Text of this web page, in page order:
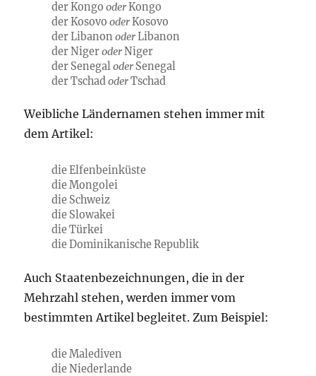
der Kongo oderKongo
der Kosovo oderKosovo
der Libanon oderLibanon
der NigeroderNiger
der SenegaloderSenegal
der TschadoderTschad
Weibliche Ländernamen stehen immer mit
dem Artikel:
die Elfenbeinküste
die Mongolei
die Schweiz
die Slowakei
die Türkei
die Dominikanische Republik
Auch Staatenbezeichnungen, die in der
Mehrzahl stehen, werden immer vom
bestimmten Artikel begleitet. Zum Beispiel:
die Malediven
die Niederlande